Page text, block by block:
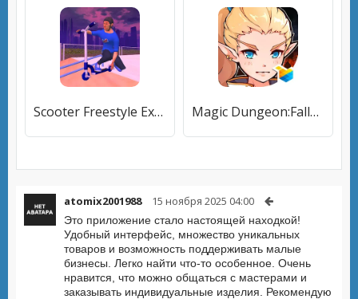
Scooter Freestyle Extreme 3D Magic Dungeon:Fallen Angel
atomix2001988 15 ноября 2025 04:00
Это приложение стало настоящей находкой!
Удобный интерфейс, множество уникальных
товаров и возможность поддерживать малые
бизнесы. Легко найти что-то особенное. Очень
нравится, что можно общаться с мастерами и
заказывать индивидуальные изделия. Рекомендую